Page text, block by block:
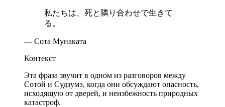
私たちは、死と隣り合わせで生きて
る。
— Сота Мунаката
Контекст
Эта фраза звучит в одном из разговоров между
Сотой и Судзумэ, когда они обсуждают опасность,
исходящую от дверей, и неизбежность природных
катастроф.